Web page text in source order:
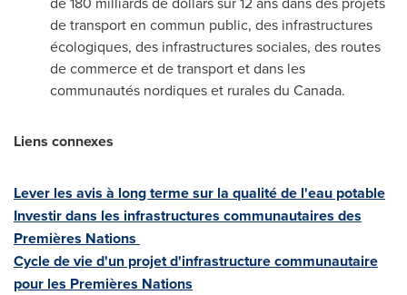
de transport en commun public, des infrastructures
écologiques, des infrastructures sociales, des routes
de commerce et de transport et dans les
communautés nordiques et rurales du Canada.
Liens connexes
Lever les avis à long terme sur la qualité de l'eau potable
Investir dans les infrastructures communautaires des
Premières Nations
Cycle de vie d'un projet d'infrastructure communautaire
pour les Premières Nations